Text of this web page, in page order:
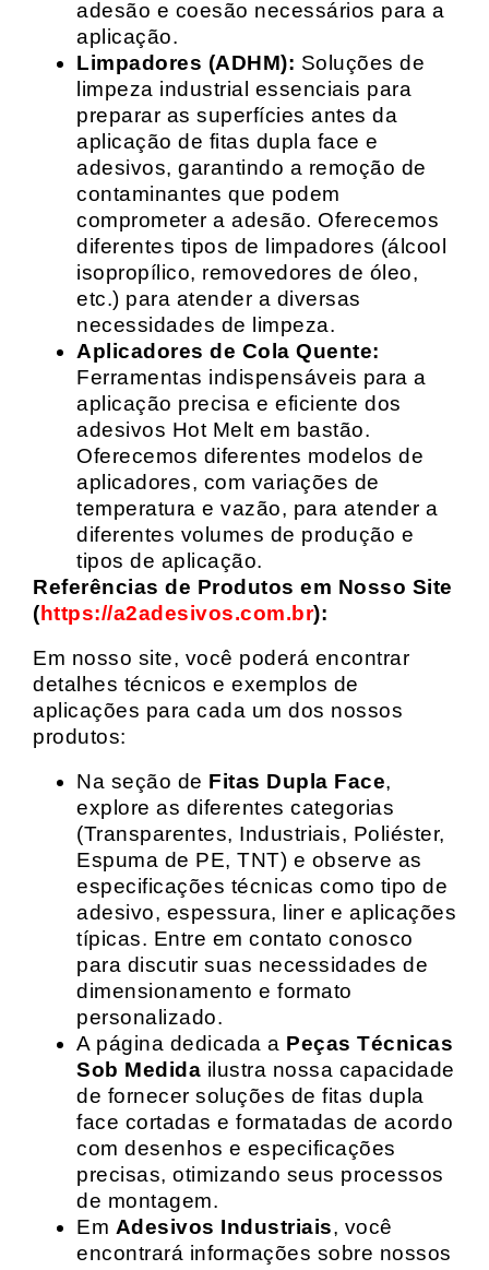
adesão e coesão necessários para a
aplicação.
Limpadores (ADHM): Soluções de
limpeza industrial essenciais para
preparar as superfícies antes da
aplicação de fitas dupla face e
adesivos, garantindo a remoção de
contaminantes que podem
comprometer a adesão. Oferecemos
diferentes tipos de limpadores (álcool
isopropílico, removedores de óleo,
etc.) para atender a diversas
necessidades de limpeza.
Aplicadores de Cola Quente:
Ferramentas indispensáveis para a
aplicação precisa e eficiente dos
adesivos Hot Melt em bastão.
Oferecemos diferentes modelos de
aplicadores, com variações de
temperatura e vazão, para atender a
diferentes volumes de produção e
tipos de aplicação.
Referências de Produtos em Nosso Site
(https://a2adesivos.com.br):
Em nosso site, você poderá encontrar
detalhes técnicos e exemplos de
aplicações para cada um dos nossos
produtos:
Na seção de Fitas Dupla Face,
explore as diferentes categorias
(Transparentes, Industriais, Poliéster,
Espuma de PE, TNT) e observe as
especificações técnicas como tipo de
adesivo, espessura, liner e aplicações
típicas. Entre em contato conosco
para discutir suas necessidades de
dimensionamento e formato
personalizado.
A página dedicada a Peças Técnicas
Sob Medida ilustra nossa capacidade
de fornecer soluções de fitas dupla
face cortadas e formatadas de acordo
com desenhos e especificações
precisas, otimizando seus processos
de montagem.
Em Adesivos Industriais, você
encontrará informações sobre nossos